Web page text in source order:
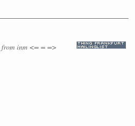
from inm <= = =>